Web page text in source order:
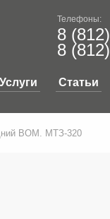
Телефоны:
8 (812)
8 (812)
Услуги Статьи
ВОМ. МТЗ-320